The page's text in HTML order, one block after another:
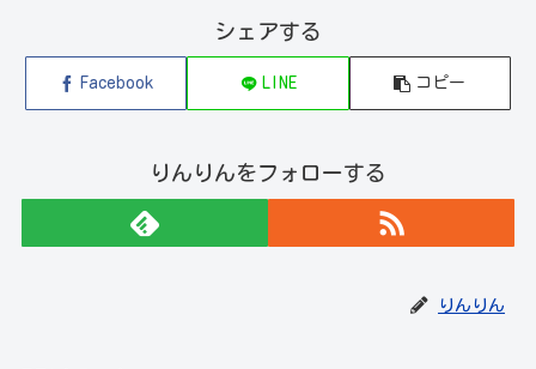
シェアする
Facebook LINE コピー
りんりんをフォローする
りんりん